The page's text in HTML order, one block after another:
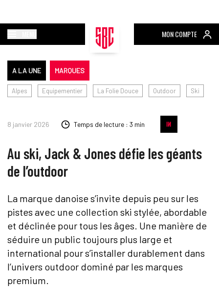
MON COMPTE
A LA UNE MARQUES
Alpes Equipementier La Folie Douce Outdoor Ski
8 janvier 2026 Temps de lecture : 3 min
Au ski, Jack & Jones défie les géants
de l’outdoor
La marque danoise s’invite depuis peu sur les
pistes avec une collection ski stylée, abordable
et déclinée pour tous les âges. Une manière de
séduire un public toujours plus large et
international pour s’installer durablement dans
l’univers outdoor dominé par les marques
premium.